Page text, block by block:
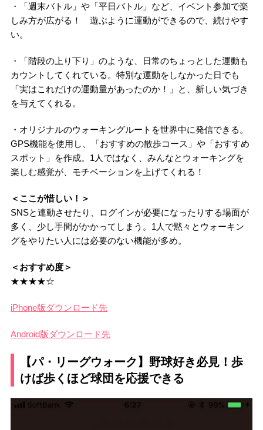
・「週末バトル」や「平日バトル」など、イベント参加で楽
しみ方が広がる！ 遊ぶように運動ができるので、続けやす
い。
・「階段の上り下り」のような、日常のちょっとした運動も
カウントしてくれている。特別な運動をしなかった日でも
「実はこれだけの運動量があったのか！」と、新しい気づき
を与えてくれる。
・オリジナルのウォーキングルートを世界中に発信できる。
GPS機能を使用し、「おすすめの散歩コース」や「おすすめ
スポット」を作成。1人ではなく、みんなとウォーキングを
楽しむ感覚が、モチベーションを上げてくれる！
＜ここが惜しい！＞
SNSと連動させたり、ログインが必要になったりする場面が
多く、少し手間がかかってしまう。1人で黙々とウォーキン
グをやりたい人には必要のない機能が多め。
＜おすすめ度＞
★★★★☆
iPhone版ダウンロード先
Android版ダウンロード先
【パ・リーグウォーク】野球好き必見！歩
けば歩くほど球団を応援できる